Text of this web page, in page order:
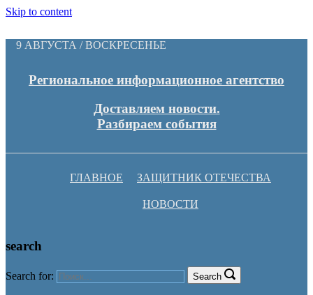
Skip to content
9 АВГУСТА / ВОСКРЕСЕНЬЕ
Региональное информационное агентство
Доставляем новости.
Разбираем события
ГЛАВНОЕ ЗАЩИТНИК ОТЕЧЕСТВА
НОВОСТИ
search
Search for: Search